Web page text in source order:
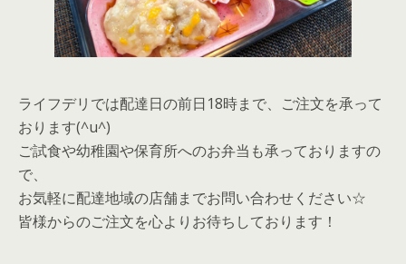
ライフデリでは配達日の前日18時まで、ご注文を承って
おります(^u^)
ご試食や幼稚園や保育所へのお弁当も承っておりますの
で、
お気軽に配達地域の店舗までお問い合わせください☆
皆様からのご注文を心よりお待ちしております！